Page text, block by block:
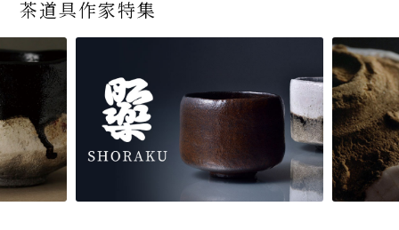
茶道具作家特集